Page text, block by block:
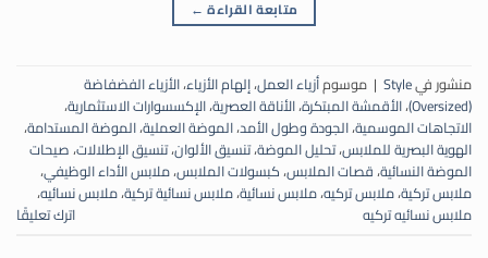
متابعة القراءة ←
منشور فيStyle
| موسومأزياء العمل،إلهام الأزياء،الأزياء الفضفاضة
(Oversized)
،الأقمشة المبتكرة،الأناقة العصرية،الإكسسوارات الاستثمارية،
الاتجاهات الموسمية،الجودة وطول الأمد،الموضة العملية،الموضة المستدامة،
الهوية البصرية للملابس،تحليل الموضة،تنسيق الألوان،تنسيق الإطلالات،صيحات
الموضة النسائية،قصات الملابس،كبسولات الملابس،ملابس الأداء الوظيفي،
ملابس تركية،ملابس تركيه،ملابس نسائية،ملابس نسائية تركية،ملابس نسائيه،
ملابس نسائيه تركيه
اترك تعليقًا